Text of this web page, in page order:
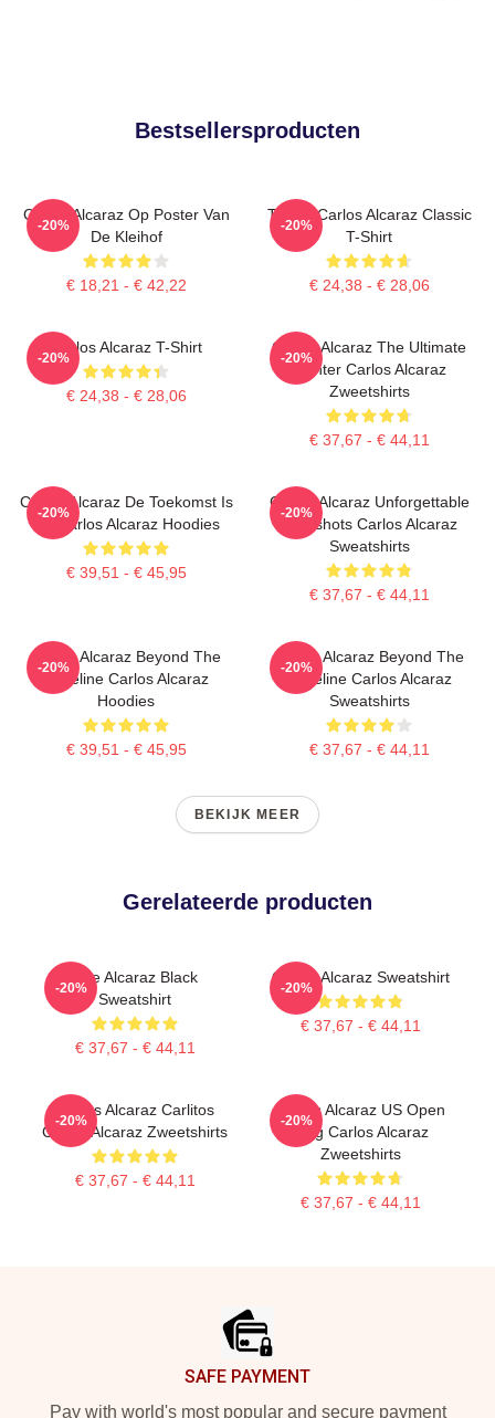
Bestsellersproducten
Carlos Alcaraz Op Poster Van
De Kleihof
€ 18,21 - € 42,22
-20%
Tennis Carlos Alcaraz Classic
T-Shirt
€ 24,38 - € 28,06
-20%
Carlos Alcaraz T-Shirt
€ 24,38 - € 28,06
-20%
Carlos Alcaraz The Ultimate
Fighter Carlos Alcaraz
Zweetshirts
€ 37,67 - € 44,11
-20%
Carlos Alcaraz De Toekomst Is
Nu Carlos Alcaraz Hoodies
€ 39,51 - € 45,95
-20%
Carlos Alcaraz Unforgettable
Dropshots Carlos Alcaraz
Sweatshirts
€ 37,67 - € 44,11
-20%
Carlos Alcaraz Beyond The
Baseline Carlos Alcaraz
Hoodies
€ 39,51 - € 45,95
-20%
Carlos Alcaraz Beyond The
Baseline Carlos Alcaraz
Sweatshirts
€ 37,67 - € 44,11
-20%
BEKIJK MEER
Gerelateerde producten
The Alcaraz Black
Sweatshirt
€ 37,67 - € 44,11
-20%
Carlos Alcaraz Sweatshirt
€ 37,67 - € 44,11
-20%
Carlos Alcaraz Carlitos
Carlos Alcaraz Zweetshirts
€ 37,67 - € 44,11
-20%
Carlos Alcaraz US Open
King Carlos Alcaraz
Zweetshirts
€ 37,67 - € 44,11
-20%
SAFE PAYMENT
Pay with world's most popular and secure payment